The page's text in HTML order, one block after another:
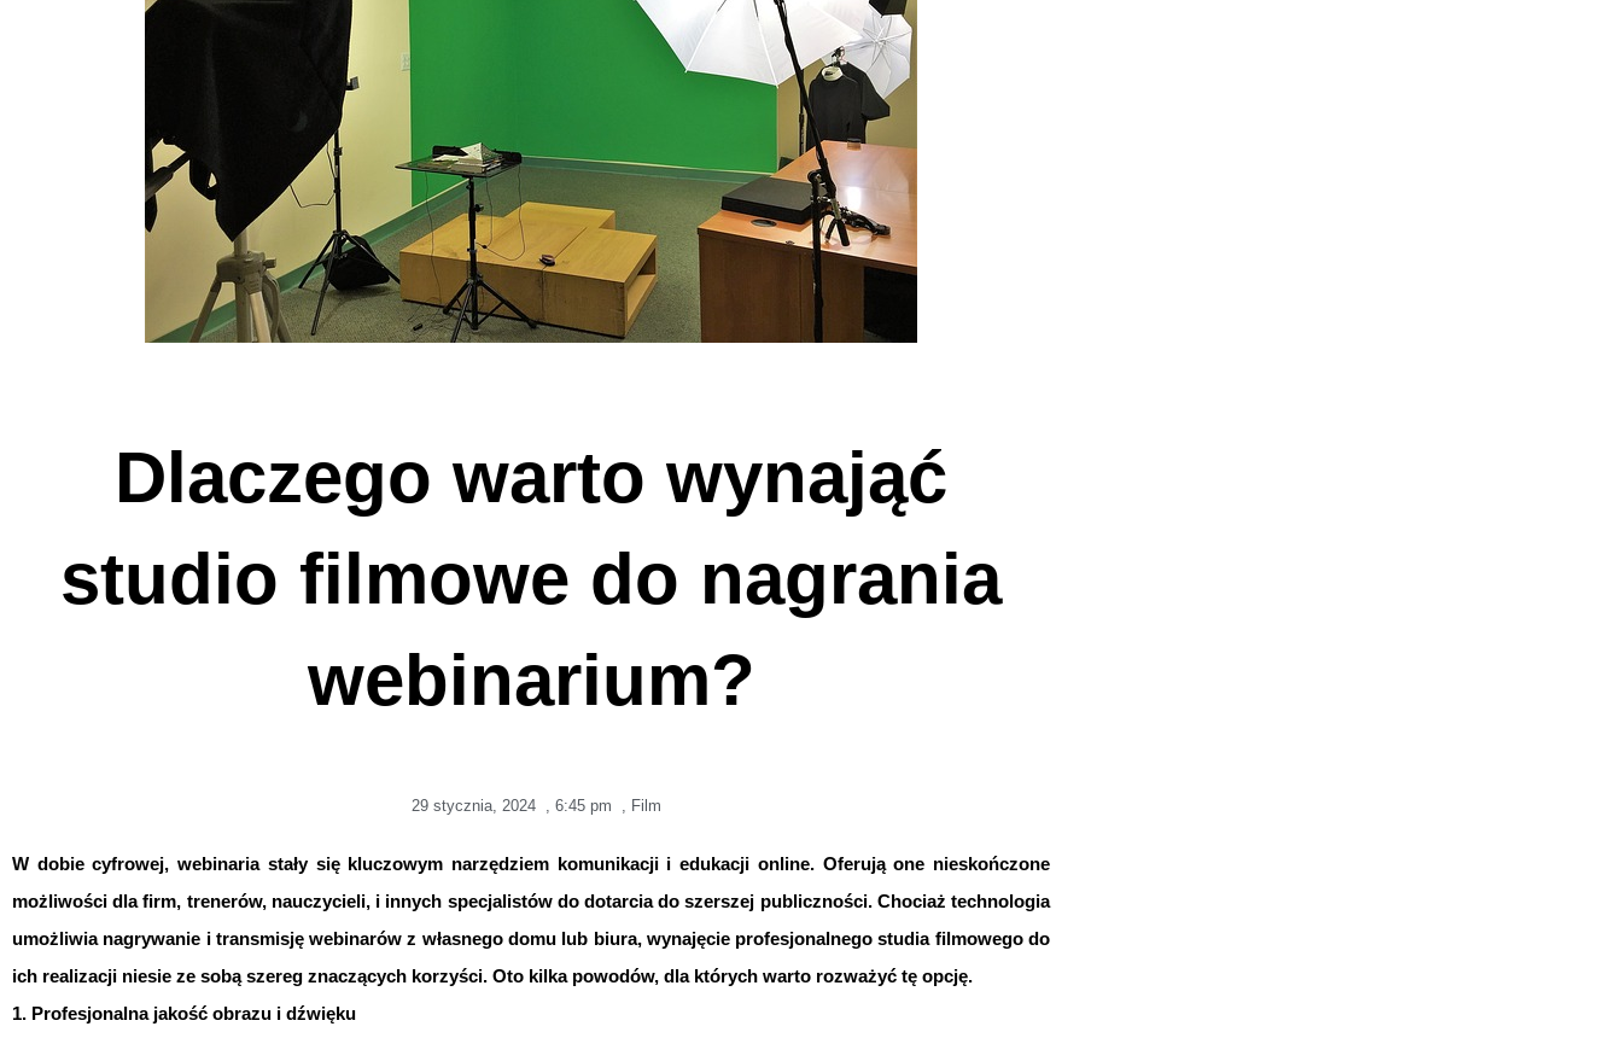
Dlaczego warto wynająć
studio filmowe do nagrania
webinarium?
29 stycznia, 2024 , 6:45 pm , Film
W dobie cyfrowej, webinaria stały się kluczowym narzędziem komunikacji i edukacji online. Oferują one nieskończone
możliwości dla firm, trenerów, nauczycieli, i innych specjalistów do dotarcia do szerszej publiczności. Chociaż technologia
umożliwia nagrywanie i transmisję webinarów z własnego domu lub biura, wynajęcie profesjonalnego studia filmowego do
ich realizacji niesie ze sobą szereg znaczących korzyści. Oto kilka powodów, dla których warto rozważyć tę opcję.
1. Profesjonalna jakość obrazu i dźwięku